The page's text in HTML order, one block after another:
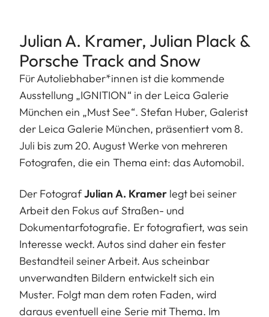
Julian A. Kramer, Julian Plack &
Porsche Track and Snow
Für Autoliebhaber*innen ist die kommende
Ausstellung „IGNITION“ in der Leica Galerie
München ein „Must See“. Stefan Huber, Galerist
der Leica Galerie München, präsentiert vom 8.
Juli bis zum 20. August Werke von mehreren
Fotografen, die ein Thema eint: das Automobil.
Der FotografJulian A. Kramer legt bei seiner
Arbeit den Fokus auf Straßen- und
Dokumentarfotografie. Er fotografiert, was sein
Interesse weckt. Autos sind daher ein fester
Bestandteil seiner Arbeit. Aus scheinbar
unverwandten Bildern entwickelt sich ein
Muster. Folgt man dem roten Faden, wird
daraus eventuell eine Serie mit Thema. Im